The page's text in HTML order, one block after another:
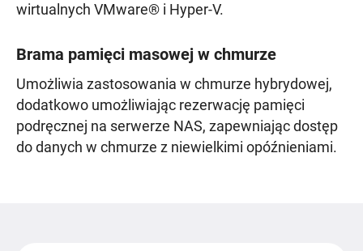
wirtualnych VMware® i Hyper-V.
Brama pamięci masowej w chmurze
Umożliwia zastosowania w chmurze hybrydowej,
dodatkowo umożliwiając rezerwację pamięci
podręcznej na serwerze NAS, zapewniając dostęp
do danych w chmurze z niewielkimi opóźnieniami.